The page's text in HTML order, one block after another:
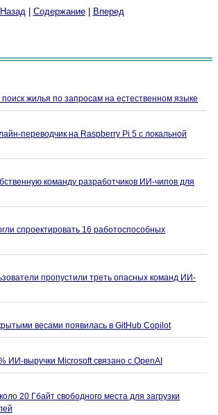
Назад| Содержание| Вперед
жилья по запросам на естественном языке
переводчик на Raspberry Pi 5 с локальной
команду разработчиков ИИ-чипов для
спроектировать 16 работоспособных
пропустили треть опасных команд ИИ-
весами появилась в GitHub Copilot
ИИ-выручки Microsoft связано с OpenAI
20 Гбайт свободного места для загрузки